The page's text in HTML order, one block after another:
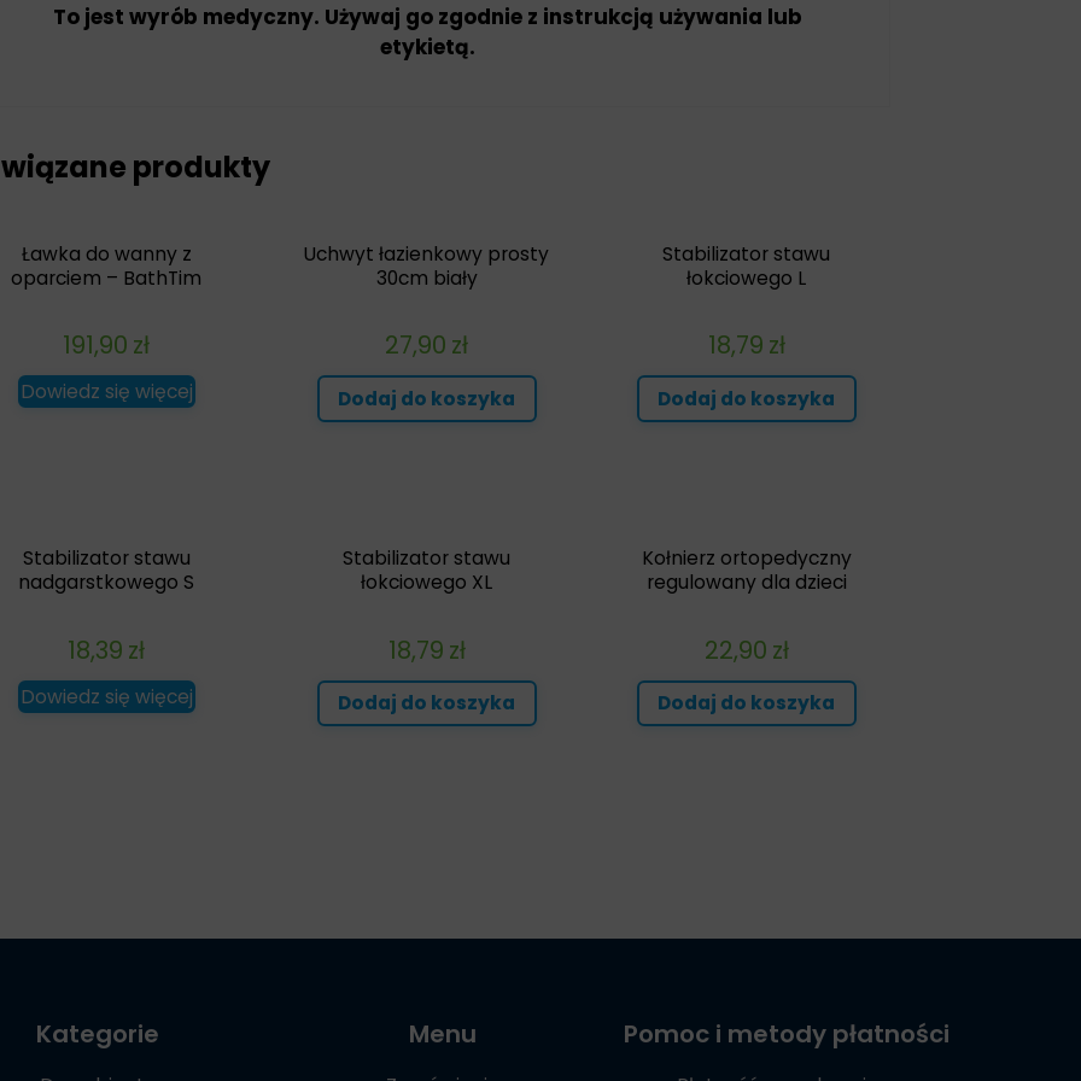
To jest wyrób medyczny. Używaj go zgodnie z instrukcją używania lub
etykietą.
produkty
Ławka do wanny z
oparciem – BathTim
191,90 zł
Dowiedz się więcej
Uchwyt łazienkowy prosty
30cm biały
27,90 zł
Dodaj do koszyka
Stabilizator stawu
łokciowego L
18,79 zł
Dodaj do koszyka
Stabilizator stawu
nadgarstkowego S
18,39 zł
Dowiedz się więcej
Stabilizator stawu
łokciowego XL
18,79 zł
Dodaj do koszyka
Kołnierz ortopedyczny
regulowany dla dzieci
22,90 zł
Dodaj do koszyka
Kategorie Menu Pomoc i metody płatności